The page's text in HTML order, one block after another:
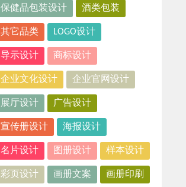
保健品包装设计 酒类包装
其它品类 LOGO设计
导示设计 商标设计
企业文化设计 企业官网设计
展厅设计 广告设计
宣传册设计 海报设计
名片设计 图册设计 样本设计
彩页设计 画册文案 画册印刷